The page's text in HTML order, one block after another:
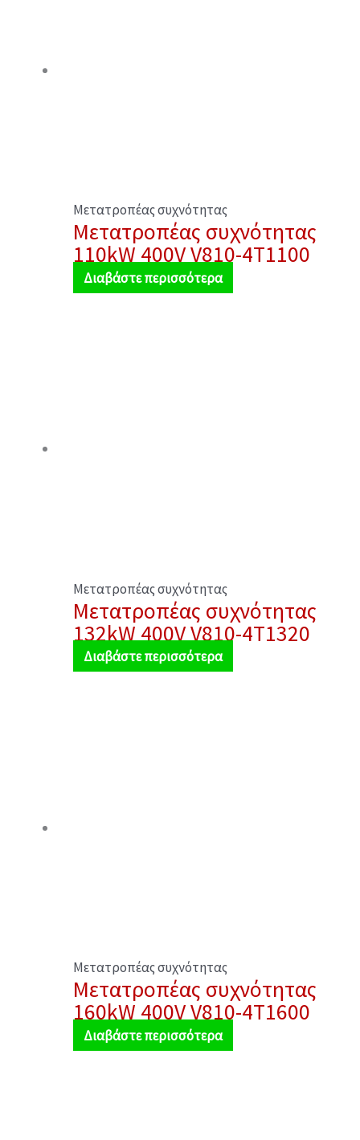
Μετατροπέας συχνότητας
Μετατροπέας συχνότητας
110kW 400V V810-4T1100
Διαβάστε περισσότερα
Μετατροπέας συχνότητας
Μετατροπέας συχνότητας
132kW 400V V810-4T1320
Διαβάστε περισσότερα
Μετατροπέας συχνότητας
Μετατροπέας συχνότητας
160kW 400V V810-4T1600
Διαβάστε περισσότερα